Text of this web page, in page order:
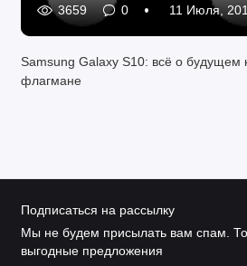
3659 0 11 Июля,
Samsung Galaxy S10: всё о будущем
флагмане
Подписаться на рассылку
Мы не будем присылать вам спам.
выгодные предложения